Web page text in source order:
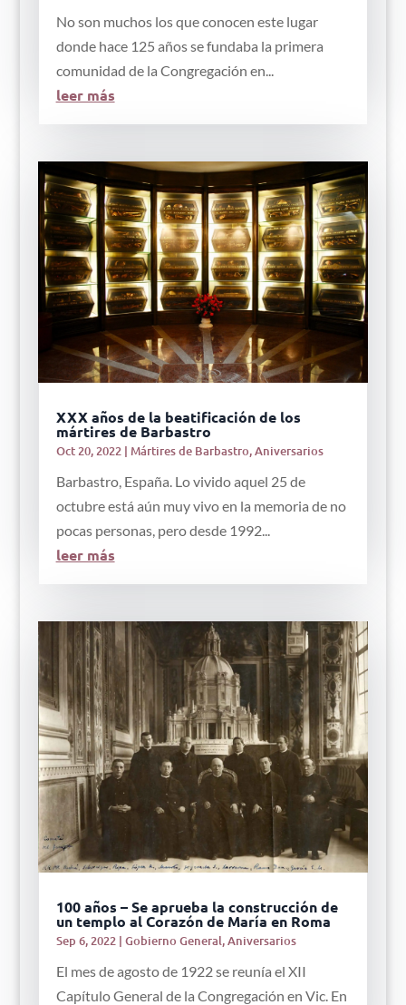
No son muchos los que conocen este lugar
donde hace 125 años se fundaba la primera
comunidad de la Congregación en...
leer más
XXX años de la beatificación de los
mártires de Barbastro
Oct 20, 2022| Mártires de Barbastro,Aniversarios
Barbastro, España. Lo vivido aquel 25 de
octubre está aún muy vivo en la memoria de no
pocas personas, pero desde 1992...
leer más
100 años – Se aprueba la construcción de
un templo al Corazón de María en Roma
Sep 6, 2022| Gobierno General,Aniversarios
El mes de agosto de 1922 se reunía el XII
Capítulo General de la Congregación en Vic. En